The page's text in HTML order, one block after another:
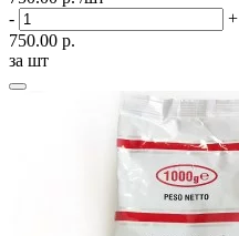
-
+
750.00 р.
за шт